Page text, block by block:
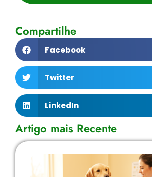
Compartilhe
Facebook
Twitter
LinkedIn
Artigo mais Recente